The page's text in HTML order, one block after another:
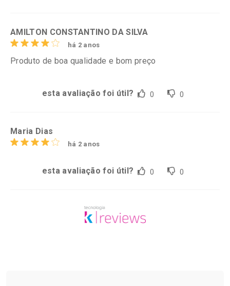
AMILTON CONSTANTINO DA SILVA
há 2 anos
Produto de boa qualidade e bom preço
esta avaliação foi útil? 0 0
Maria Dias
há 2 anos
esta avaliação foi útil? 0 0